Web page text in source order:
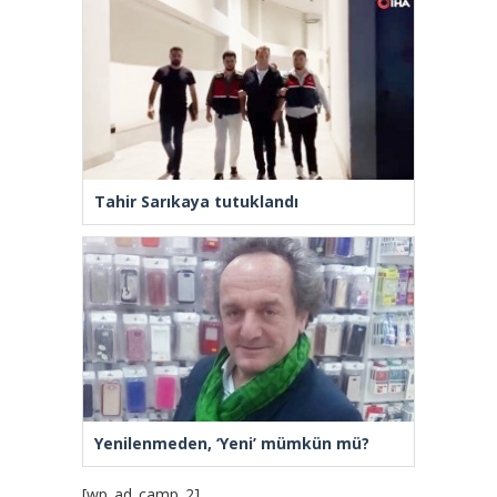
Tahir Sarıkaya tutuklandı
Yenilenmeden, ‘Yeni’ mümkün mü?